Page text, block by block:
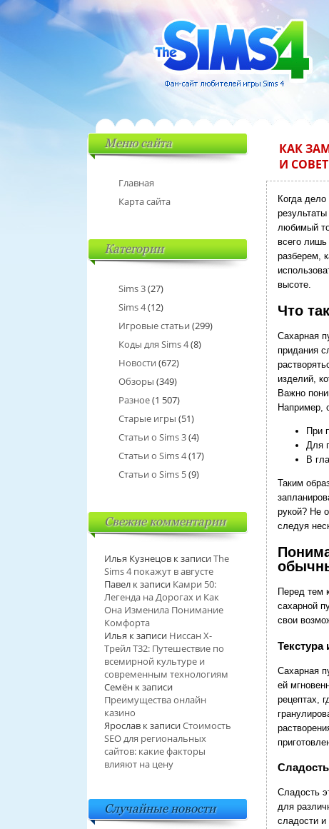
КАК
И
Когда
любимый
всего лишь
разберем,
высоте.
Что
Сахарная
придания
изделий,
Важно
Например,
При
Для
В
Таким
рукой? Не
следуя
Перед тем
сахарной
свои
Текстура
Сахарная
ей
рецептах,
Сладость
для
сладости и
Меню сайта
Главная
Карта сайта
Категории
Sims 3(27)
Sims 4(12)
Игровые статьи (299)
Коды для Sims 4(8)
Новости (672)
Обзоры (349)
Разное(1 507)
Старые игры (51)
Статьи о Sims 3(4)
Статьи о Sims 4(17)
Статьи о Sims 5(9)
Свежие комментарии
Илья Кузнецов к записиThe
Sims 4 покажут в августе
Павел к записи Камри 50:
Легенда на Дорогах и Как
Она Изменила Понимание
Комфорта
Илья к записи Ниссан Х-
Трейл T32: Путешествие по
всемирной культуре и
современным технологиям
Семён к записи
Преимущества онлайн
казино
Ярослав к записиСтоимость
SEO для региональных
сайтов: какие факторы
влияют на цену
Случайные новости